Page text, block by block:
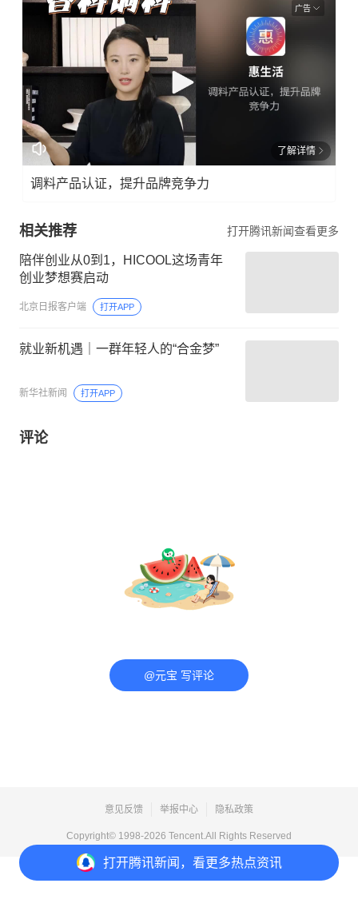
打开腾讯新闻，看更多热点资讯
广告
了解详情
调料产品认证，提升品牌竞争力
相关推荐 打开腾讯新闻查看更多
陪伴创业从0到1，HICOOL这场青年
创业梦想赛启动
北京日报客户端 打开APP
就业新机遇｜一群年轻人的“合金梦”
新华社新闻 打开APP
评论
@元宝 写评论
意见反馈 举报中心 隐私政策
Copyright© 1998-2026 Tencent.All Rights Reserved